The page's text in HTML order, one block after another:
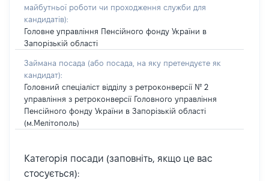
майбутньої роботи чи проходження служби для
кандидатів):
Головне управління Пенсійного фонду України в
Запорізькій області
Займана посада (або посада, на яку претендуєте як
кандидат):
Головний спеціаліст відділу з ретроконверсії № 2
управління з ретроконверсії Головного управління
Пенсійного фонду України в Запорізькій області
(м.Мелітополь)
Категорія посади (заповніть, якщо це вас
стосується):